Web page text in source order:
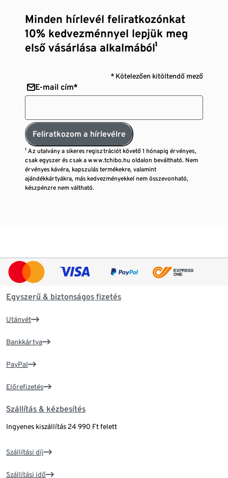
Minden hírlevél feliratkozónkat
10% kedvezménnyel lepjük meg
első vásárlása alkalmából¹
* Kötelezően kitöltendő mező
E-mail cím*
Feliratkozom a hírlevélre
¹ Az utalvány a sikeres regisztrációt követő 1 hónapig érvényes,
csak egyszer és csak a www.tchibo.hu oldalon beváltható. Nem
érvényes kávéra, kapszulás termékekre, valamint
ajándékkártyákra, más kedvezményekkel nem összevonható,
készpénzre nem váltható.
Egyszerű & biztonságos fizetés
Utánvét
Bankkártya
PayPal
Előrefizetés
Szállítás & kézbesítés
Ingyenes kiszállítás 24 990 Ft felett
Szállítási díj
Szállítási idő